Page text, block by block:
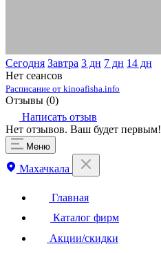
Сегодня Завтра 3 дн 7 дн 14 дн
Нет сеансов
Расписание от kinoafisha.info
Отзывы (0)
Написать отзыв
Нет отзывов. Ваш будет первым!
Меню
Махачкала
Главная
Каталог фирм
Акции/скидки